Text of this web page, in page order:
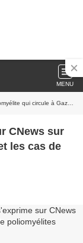
MENU
de poliomyélites vaccinales (Vidéos)
CNews sur
les cas de